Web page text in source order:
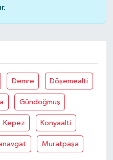
Demre Döşemealti
Gündoğmuş
Kepez Konyaalti
Muratpaşa